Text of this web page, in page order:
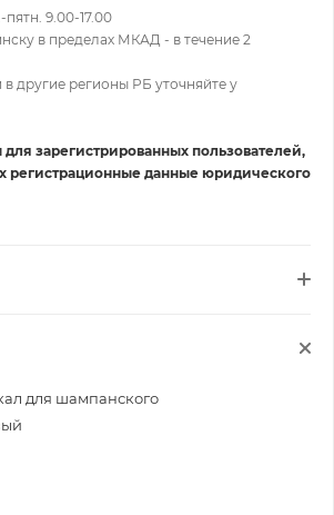
9.00-17.00
в пределах МКАД - в течение 2
другие регионы РБ уточняйте у
зарегистрированных пользователей,
регистрационные данные юридического
для шампанского